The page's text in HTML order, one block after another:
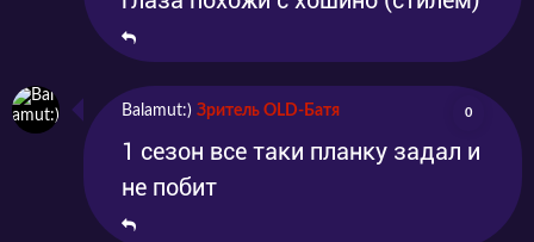
Balamut:) Зритель OLD-Батя 0
1 сезон все таки планку задал и
не побит